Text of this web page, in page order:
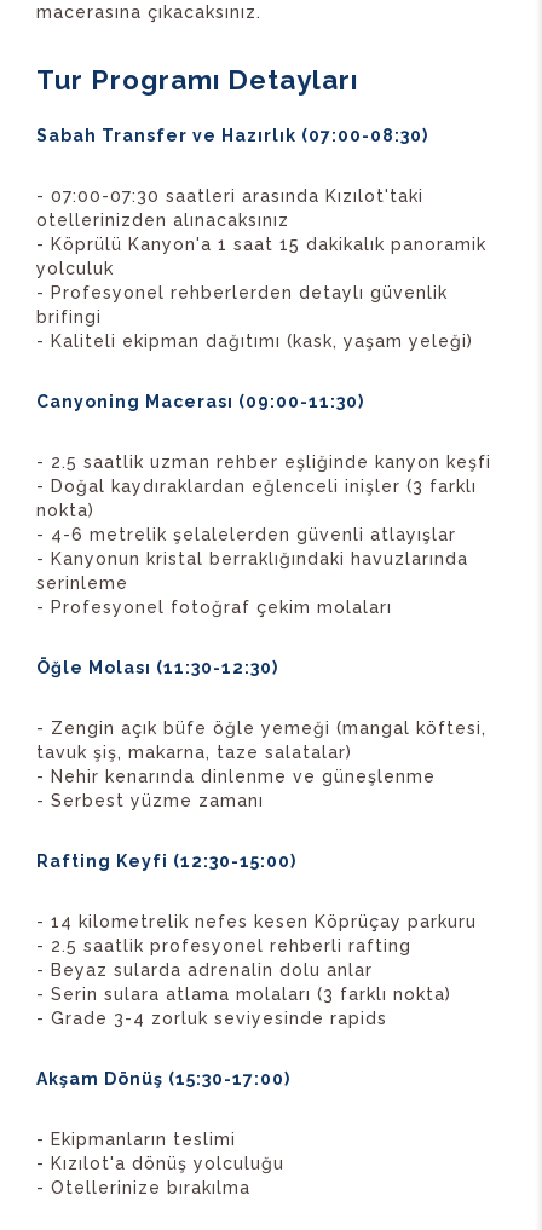
macerasına çıkacaksınız.
Tur Programı Detayları
Sabah Transfer ve Hazırlık (07:00-08:30)
- 07:00-07:30 saatleri arasında Kızılot'taki
otellerinizden alınacaksınız
- Köprülü Kanyon'a 1 saat 15 dakikalık panoramik
yolculuk
- Profesyonel rehberlerden detaylı güvenlik
brifingi
- Kaliteli ekipman dağıtımı (kask, yaşam yeleği)
Canyoning Macerası (09:00-11:30)
- 2.5 saatlik uzman rehber eşliğinde kanyon keşfi
- Doğal kaydıraklardan eğlenceli inişler (3 farklı
nokta)
- 4-6 metrelik şelalelerden güvenli atlayışlar
- Kanyonun kristal berraklığındaki havuzlarında
serinleme
- Profesyonel fotoğraf çekim molaları
Öğle Molası (11:30-12:30)
- Zengin açık büfe öğle yemeği (mangal köftesi,
tavuk şiş, makarna, taze salatalar)
- Nehir kenarında dinlenme ve güneşlenme
- Serbest yüzme zamanı
Rafting Keyfi (12:30-15:00)
- 14 kilometrelik nefes kesen Köprüçay parkuru
- 2.5 saatlik profesyonel rehberli rafting
- Beyaz sularda adrenalin dolu anlar
- Serin sulara atlama molaları (3 farklı nokta)
- Grade 3-4 zorluk seviyesinde rapids
Akşam Dönüş (15:30-17:00)
- Ekipmanların teslimi
- Kızılot'a dönüş yolculuğu
- Otellerinize bırakılma